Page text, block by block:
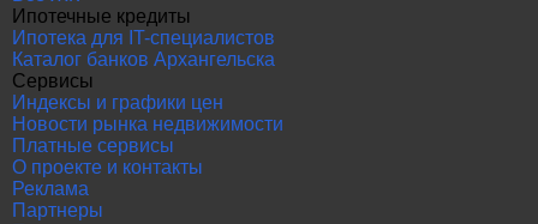
Ипотечные кредиты
Ипотека для IT-специалистов
Каталог банков Архангельска
Сервисы
Индексы и графики цен
Новости рынка недвижимости
Платные сервисы
О проекте и контакты
Реклама
Партнеры